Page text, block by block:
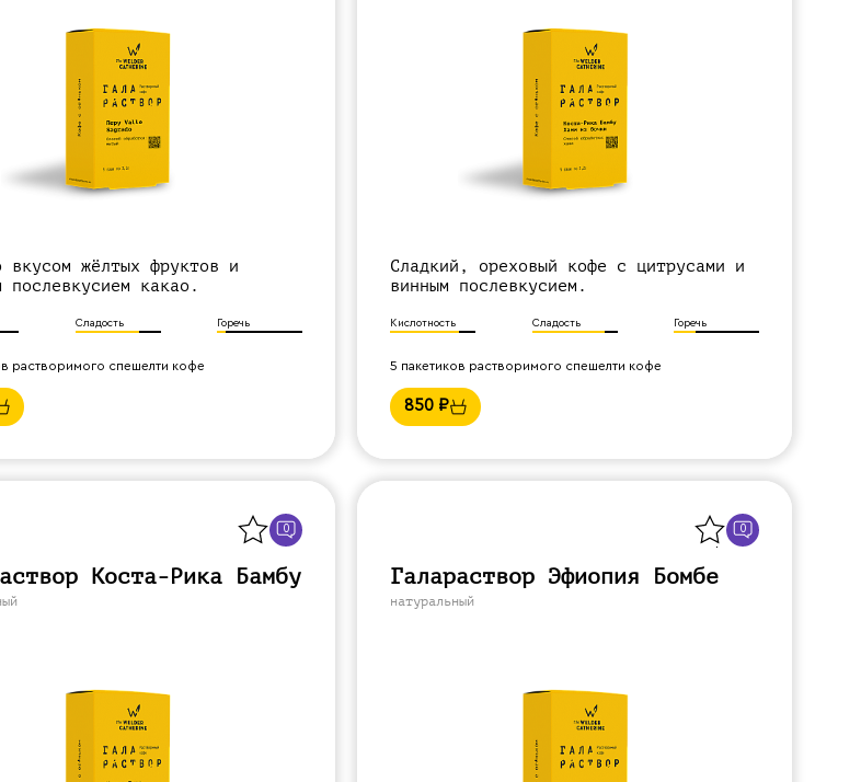
вкусом жёлтых фруктов и
послевкусием какао.
Сладость Горечь
растворимого спешелти кофе
Сладкий, ореховый кофе с цитрусами и
винным послевкусием.
Кислотность Сладость Горечь
5 пакетиков растворимого спешелти кофе
850 ₽
0
Коста-Рика Бамбу
0
Галараствор Эфиопия Бомбе
натуральный